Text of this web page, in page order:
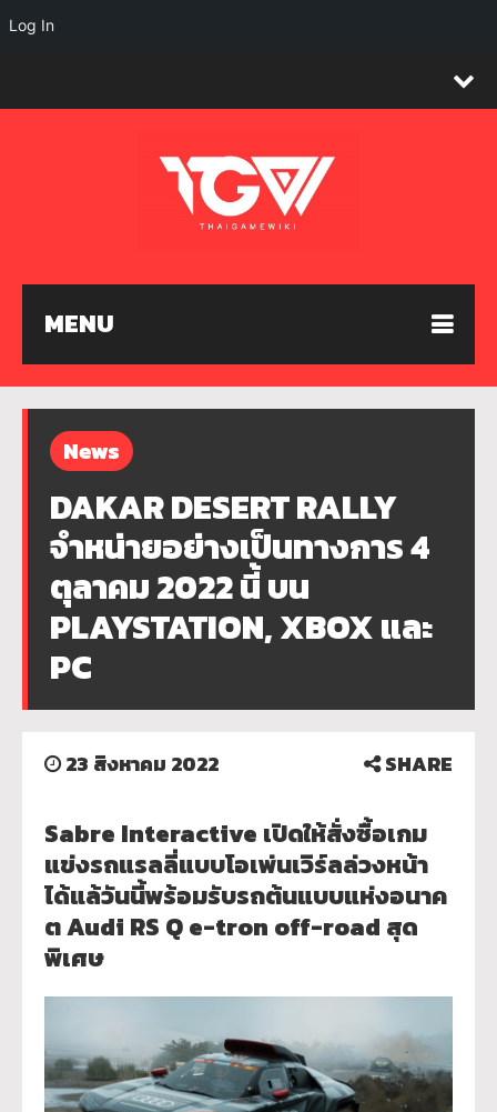
MENU
News
DAKAR DESERT RALLY
จำหน่ายอย่างเป็นทางการ 4
ตุลาคม 2022 นี้ บน
PLAYSTATION, XBOX และ
PC
23 สิงหาคม 2022 SHARE
Sabre Interactive เปิดให้สั่งซื้อเกม
แข่งรถแรลลี่แบบโอเพ่นเวิร์ลล่วงหน้า
ได้แล้วันนี้พร้อมรับรถต้นแบบแห่งอนาค
ต Audi RS Q e-tron off-road สุด
พิเศษ
Log In